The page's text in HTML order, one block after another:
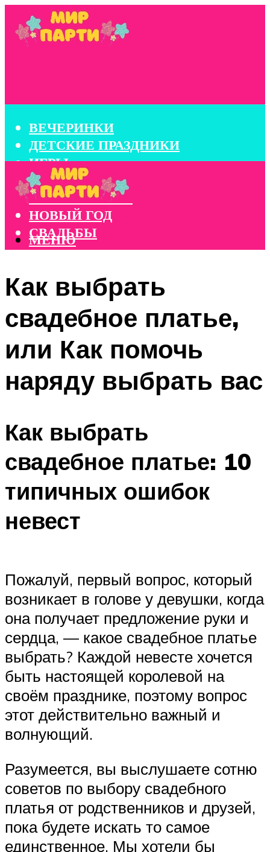
ВЕЧЕРИНКИ
ДЕТСКИЕ ПРАЗДНИКИ
ИГРЫ
КОНКУРСЫ
КОРПОРАТИВЫ
НОВЫЙ ГОД
СВАДЬБЫ
МЕНЮ
Как выбрать
свадебное платье,
или Как помочь
наряду выбрать вас
Как выбрать
свадебное платье: 10
типичных ошибок
невест
Пожалуй, первый вопрос, который
возникает в голове у девушки, когда
она получает предложение руки и
сердца, — какое свадебное платье
выбрать? Каждой невесте хочется
быть настоящей королевой на
своём празднике, поэтому вопрос
этот действительно важный и
волнующий.
Разумеется, вы выслушаете сотню
советов по выбору свадебного
платья от родственников и друзей,
пока будете искать то самое
единственное. Мы хотели бы